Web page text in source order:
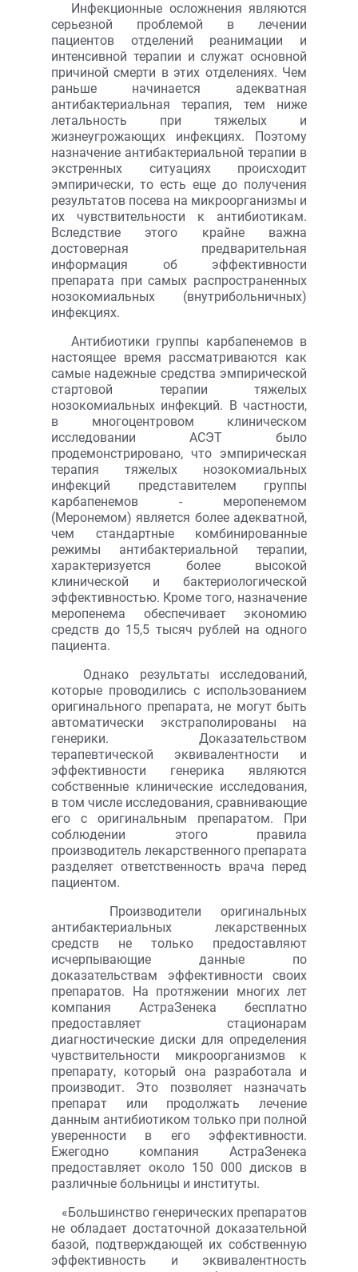
Инфекционные осложнения являются
серьезной проблемой в лечении
пациентов отделений реанимации и
интенсивной терапии и служат основной
причиной смерти в этих отделениях. Чем
раньше начинается адекватная
антибактериальная терапия, тем ниже
летальность при тяжелых и
жизнеугрожающих инфекциях. Поэтому
назначение антибактериальной терапии в
экстренных ситуациях происходит
эмпирически, то есть еще до получения
результатов посева на микроорганизмы и
их чувствительности к антибиотикам.
Вследствие этого крайне важна
достоверная предварительная
информация об эффективности
препарата при самых распространенных
нозокомиальных (внутрибольничных)
инфекциях.
Антибиотики группы карбапенемов в
настоящее время рассматриваются как
самые надежные средства эмпирической
стартовой терапии тяжелых
нозокомиальных инфекций. В частности,
в многоцентровом клиническом
исследовании АСЭТ было
продемонстрировано, что эмпирическая
терапия тяжелых нозокомиальных
инфекций представителем группы
карбапенемов - меропенемом
(Меронемом) является более адекватной,
чем стандартные комбинированные
режимы антибактериальной терапии,
характеризуется более высокой
клинической и бактериологической
эффективностью. Кроме того, назначение
меропенема обеспечивает экономию
средств до 15,5 тысяч рублей на одного
пациента.
Однако результаты исследований,
которые проводились с использованием
оригинального препарата, не могут быть
автоматически экстраполированы на
генерики. Доказательством
терапевтической эквивалентности и
эффективности генерика являются
собственные клинические исследования,
в том числе исследования, сравнивающие
его с оригинальным препаратом. При
соблюдении этого правила
производитель лекарственного препарата
разделяет ответственность врача перед
пациентом.
Производители оригинальных
антибактериальных лекарственных
средств не только предоставляют
исчерпывающие данные по
доказательствам эффективности своих
препаратов. На протяжении многих лет
компания АстраЗенека бесплатно
предоставляет стационарам
диагностические диски для определения
чувствительности микроорганизмов к
препарату, который она разработала и
производит. Это позволяет назначать
препарат или продолжать лечение
данным антибиотиком только при полной
уверенности в его эффективности.
Ежегодно компания АстраЗенека
предоставляет около 150 000 дисков в
различные больницы и институты.
«Большинство генерических препаратов
не обладает достаточной доказательной
базой, подтверждающей их собственную
эффективность и эквивалентность